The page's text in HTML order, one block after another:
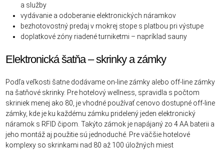
a služby
vydávanie a odoberanie elektronických náramkov
bezhotovostný predaj v mokrej stope s platbou pri výstupe
doplatkové zóny riadené turniketmi – napríklad sauny
Elektronická šatňa – skrinky a zámky
Podľa veľkosti šatne dodávame on-line zámky alebo off-line zámky
na šatňové skrinky. Pre hotelový wellness, spravidla s počtom
skriniek menej ako 80, je vhodné používať cenovo dostupné off-line
zámky, kde je ku každému zámku pridelený jeden elektronický
náramok s RFID čipom. Takýto zámok je napájaný zo 4 AA baterii a
jeho montáž aj použitie sú jednoduché. Pre väčšie hotelové
komplexy so skrinkami nad 80 až 100 úložných miest